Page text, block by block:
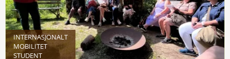
INTERNASJONALT
MOBILITET
STUDENT